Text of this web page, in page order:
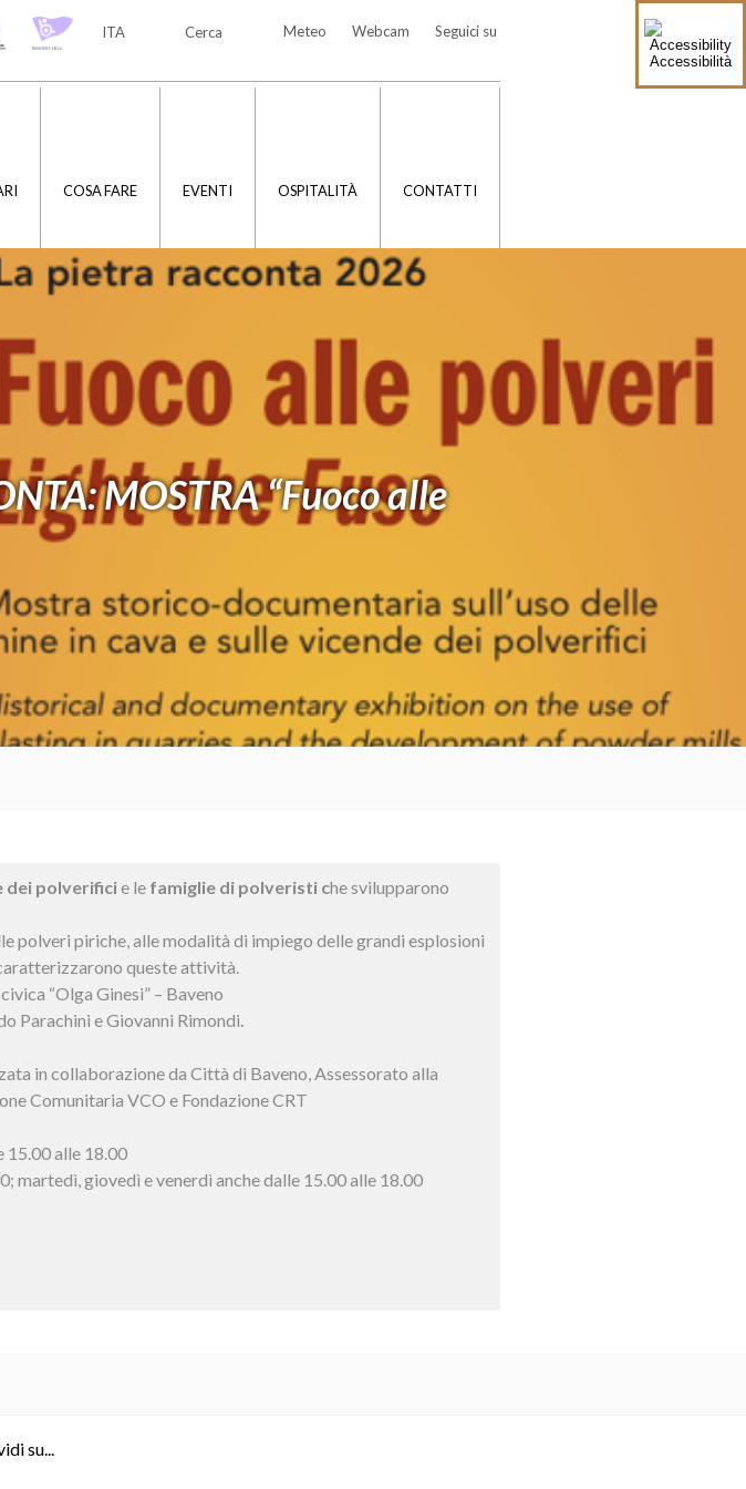
Accessibilità
Seguici su
Webcam
Meteo
Cerca
ITA
COSA FARE EVENTI OSPITALITÀ CONTATTI
MOSTRA “Fuoco alle
dei polverificie le famiglie di polveristi che svilupparono
polveri piriche, alle modalità di impiego delle grandi esplosioni
queste attività.
“Olga Ginesi” – Baveno
Parachini e Giovanni Rimondi.
in collaborazione da Città di Baveno, Assessorato alla
Comunitaria VCO e Fondazione CRT
alle 18.00
martedì, giovedì e venerdì anche dalle 15.00 alle 18.00
su...